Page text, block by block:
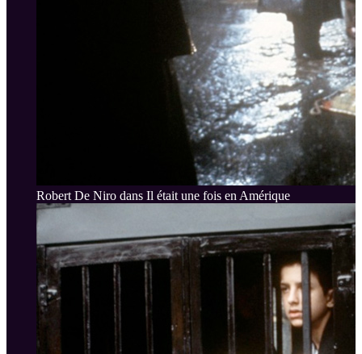
Robert De Niro dans Il était une fois en Amérique